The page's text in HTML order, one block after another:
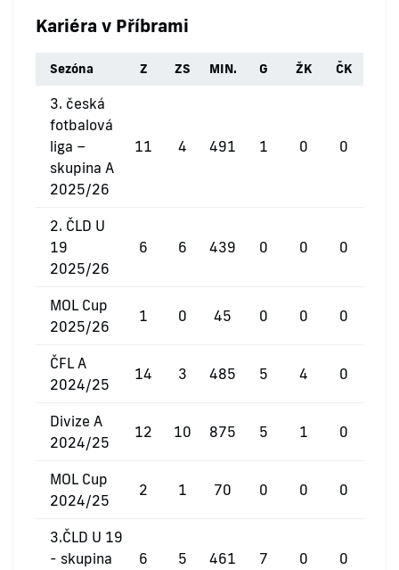
Kariéra v Příbrami
Sezóna Z ZS MIN. G ŽK ČK
3. česká
fotbalová
liga –
skupina A
2025/26
11 4 491 1 0 0
2. ČLD U
19
2025/26
6 6 439 0 0 0
MOL Cup
2025/26
1 0 45 0 0 0
ČFL A
2024/25
14 3 485 5 4 0
Divize A
2024/25
12 10 875 5 1 0
MOL Cup
2024/25
2 1 70 0 0 0
3.ČLD U 19
- skupina
6 5 461 7 0 0